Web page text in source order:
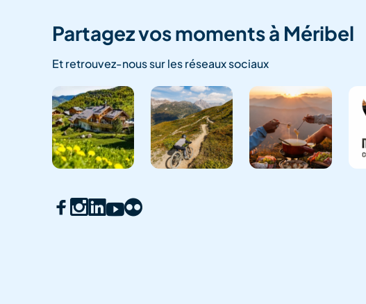
Partagez vos moments à Méribel
Et retrouvez-nous sur les réseaux sociaux